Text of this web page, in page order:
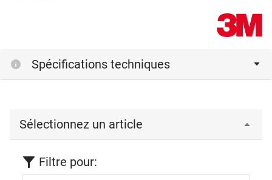
Spécifications techniques
Sélectionnez un article
Filtre pour: